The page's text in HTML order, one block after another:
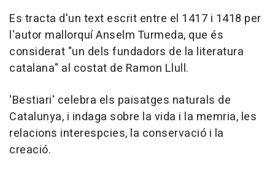
Es tracta d'un text escrit entre el 1417 i 1418 per
l'autor mallorquí Anselm Turmeda, que és
considerat "un dels fundadors de la literatura
catalana" al costat de Ramon Llull.
'Bestiari' celebra els paisatges naturals de
Catalunya, i indaga sobre la vida i la memria, les
relacions interespcies, la conservació i la
creació.